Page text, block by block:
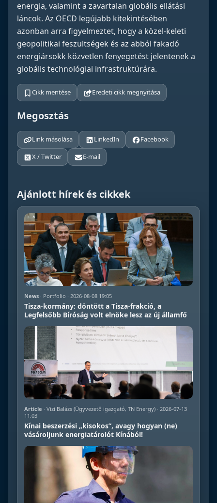
energia, valamint a zavartalan globális ellátási
láncok. Az OECD legújabb kitekintésében
azonban arra figyelmeztet, hogy a közel-keleti
geopolitikai feszültségek és az abból fakadó
energiársokk közvetlen fenyegetést jelentenek a
globális technológiai infrastruktúrára.
Cikk mentése Eredeti cikk megnyitása
Megosztás
Link másolása LinkedIn
Facebook
X / Twitter
E-mail
Ajánlott hírek és cikkek
News · Portfolio · 2026-08-08 19:05
Tisza-kormány: döntött a Tisza-frakció, a
Legfelsőbb Bíróság volt elnöke lesz az új államfő
Article · Vizi Balázs (Ügyvezető igazgató, TN Energy) · 2026-07-13
11:03
Kínai beszerzési „kisokos”, avagy hogyan (ne)
vásároljunk energiatárolót Kínából!